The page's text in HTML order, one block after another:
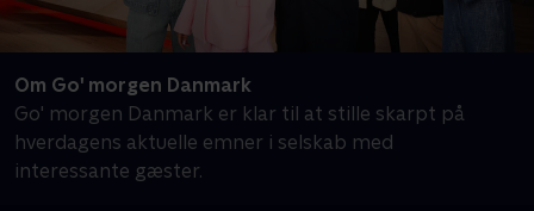
Om Go' morgen Danmark
Go' morgen Danmark er klar til at stille skarpt på
hverdagens aktuelle emner i selskab med
interessante gæster.